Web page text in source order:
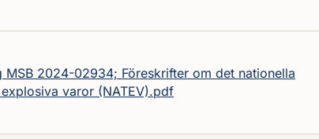
MSB 2024-02934; Föreskrifter om det nationella
varor (NATEV).pdf